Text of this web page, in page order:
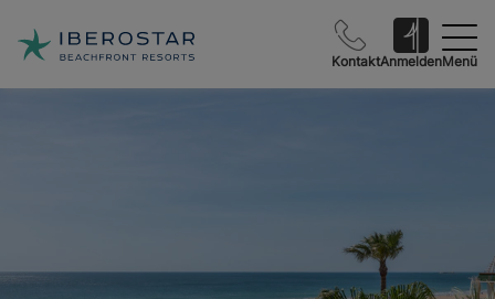
KontaktAnmeldenMenü